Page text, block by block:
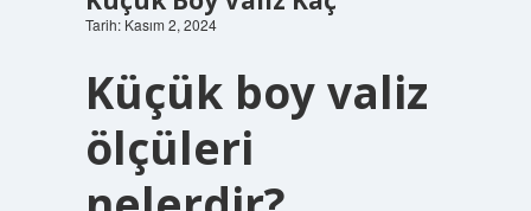
Tarih: Kasım 2, 2024
Küçük boy valiz
ölçüleri